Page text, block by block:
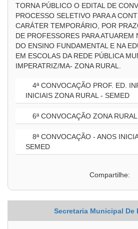
TORNA PÚBLICO O EDITAL DE
PROCESSO SELETIVO PARA A
CARÁTER TEMPORÁRIO, POR
DE PROFESSORES PARA ATUAREM
DO ENSINO FUNDAMENTAL E NA
EM ESCOLAS DA REDE PÚBLICA
IMPERATRIZ/MA- ZONA RURAL.
4ª CONVOCAÇÃO PROF. ED.
INICIAIS ZONA RURAL - SEMED
6ª CONVOCAÇÃO ZONA
8ª CONVOCAÇÃO - ANOS
SEMED
Compartilhe:
Secretaria Municipal De